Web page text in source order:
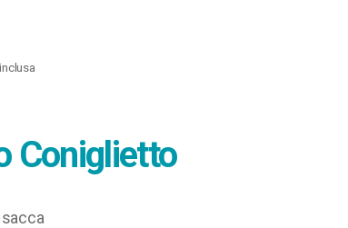
Coniglietto